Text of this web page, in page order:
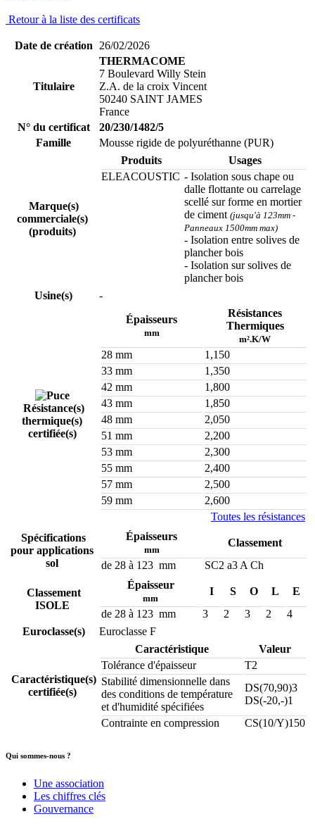
Retour à la liste des certificats
Date de création 26/02/2026
Titulaire
THERMACOME
7 Boulevard Willy Stein
Z.A. de la croix Vincent
50240 SAINT JAMES
France
N° du certificat
20/230/1482/5
Famille
Mousse rigide de polyuréthanne (PUR)
Marque(s)
commerciale(s)
(produits)
Produits
Usages
ELEACOUSTIC - Isolation sous chape ou
dalle flottante ou carrelage
scellé sur forme en mortier
de ciment (jusqu'à 123mm -
Panneaux 1500mm max)
- Isolation entre solives de
plancher bois
- Isolation sur solives de
plancher bois
Usine(s)
-
Résistance(s)
thermique(s)
certifiée(s)
Épaisseurs
mm
Résistances
Thermiques
m².K/W
28 mm
1,150
33 mm
1,350
42 mm
1,800
43 mm
1,850
48 mm
2,050
51 mm
2,200
53 mm
2,300
55 mm
2,400
57 mm
2,500
59 mm
2,600
Toutes les résistances
Spécifications
pour applications
sol
Épaisseurs
mm
Classement
de 28 à 123 mm
SC2 a3 A Ch
Classement
ISOLE
Épaisseur
mm
I S O L
E
de 28 à 123 mm
3 2 3 2
4
Euroclasse(s)
Euroclasse F
Caractéristique(s)
certifiée(s)
Caractéristique
Valeur
Tolérance d'épaisseur
T2
Stabilité dimensionnelle dans
des conditions de température
et d'humidité spécifiées
DS(70,90)3
DS(-20,-)1
Contrainte en compression
CS(10/Y)150
Qui sommes-nous ?
Une association
Les chiffres clés
Gouvernance